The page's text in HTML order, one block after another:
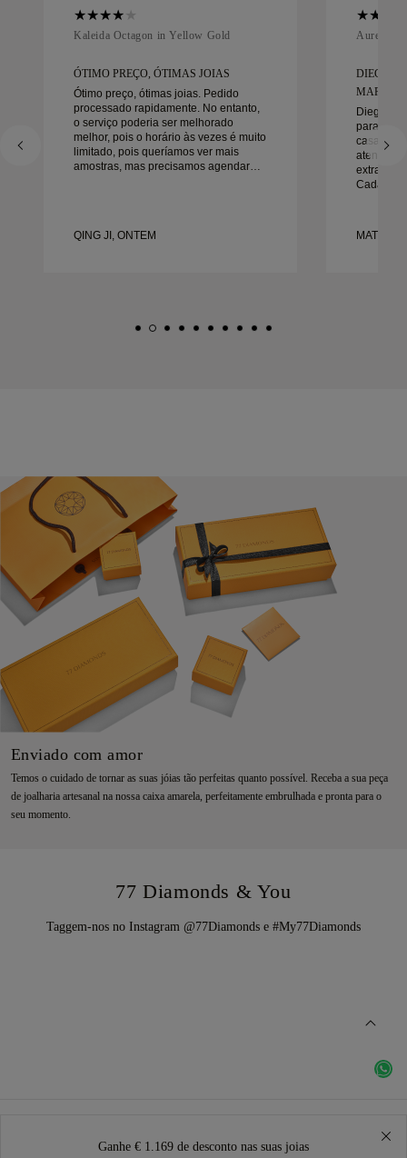
Kaleida Octagon in Yellow Gold
ÓTIMO PREÇO, ÓTIMAS JOIAS
Ótimo preço, ótimas joias. Pedido
processado rapidamente. No entanto,
o serviço poderia ser melhorado
melhor, pois o horário às vezes é muito
limitado, pois queríamos ver mais
amostras, mas precisamos agendar
QING JI, ONTEM
Aurelle in
DIEGO
Diego foi
para
atenção
Cada
felizes
Enviado com amor
Temos o cuidado de tornar as suas jóias tão perfeitas quanto possível. Receba a sua peça
de joalharia artesanal na nossa caixa amarela, perfeitamente embrulhada e pronta para o
seu momento.
77 Diamonds & You
Taggem-nos no Instagram @77Diamonds e #My77Diamonds
Ganhe € 1.169 de desconto nas suas joias